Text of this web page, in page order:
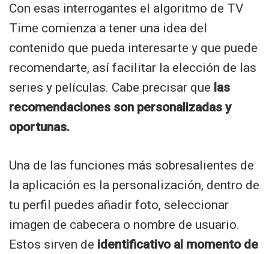
Con esas interrogantes el algoritmo de TV
Time comienza a tener una idea del
contenido que pueda interesarte y que puede
recomendarte, así facilitar la elección de las
series y películas. Cabe precisar que las
recomendaciones son personalizadas y
oportunas.
Una de las funciones más sobresalientes de
la aplicación es la personalización, dentro de
tu perfil puedes añadir foto, seleccionar
imagen de cabecera o nombre de usuario.
Estos sirven de identificativo al momento de